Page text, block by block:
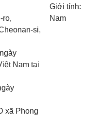
ro,
si,
Nam tại
Giới tính:
Nam
xã Phong